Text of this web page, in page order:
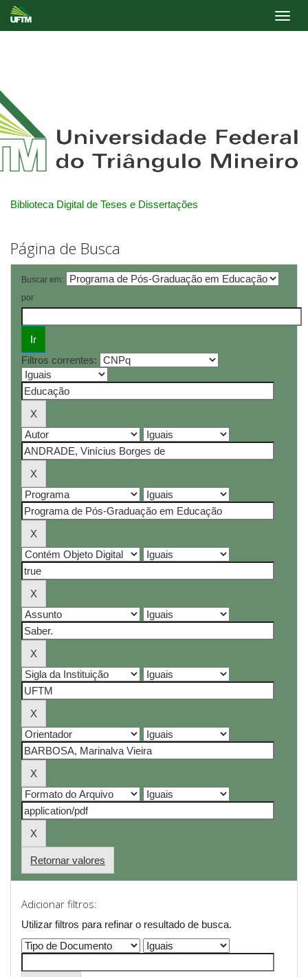
Biblioteca Digital de Teses e Dissertações
Página de Busca
Buscar em:
por
Filtros correntes:
Retornar valores
Adicionar filtros:
Utilizar filtros para refinar o resultado de busca.